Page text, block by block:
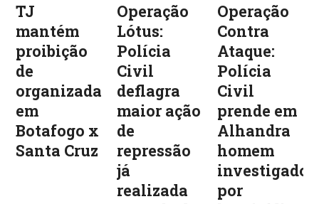
TJ
mantém
proibição
de
organizadas
em
Botafogo x
Santa Cruz
Operação
Lótus:
Polícia
Civil
deflagra
maior ação
de
repressão
já
realizada
Operação
Contra
Ataque:
Polícia
Civil
prende em
Alhandra
homem
investigado
por